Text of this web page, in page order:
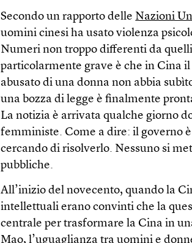
Secondo un rapporto delle Nazioni
uomini cinesi ha usato violenza
Numeri non troppo differenti da
particolarmente grave è che in Cina
abusato di una donna non abbia
una bozza di legge è finalmente
La notizia è arrivata qualche giorno
femministe. Come a dire: il governo
cercando di risolverlo. Nessuno si
pubbliche.
All’inizio del novecento, quando la
intellettuali erano convinti che la
centrale per trasformare la Cina in
Mao, l’uguaglianza tra uomini e